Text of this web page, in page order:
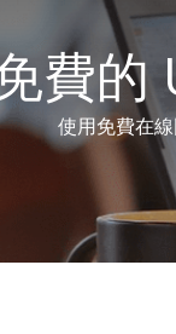
費的
使用免費在